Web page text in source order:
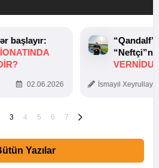
başlayır:
02.06.2026 İsmayıl
3 4 5 6 7
Yazılar